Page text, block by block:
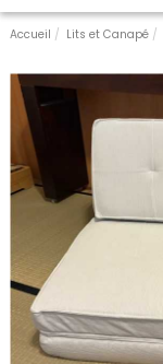
Accueil Lits et Canapé